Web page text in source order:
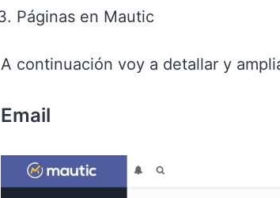
Páginas en Mautic
A continuación voy a detallar y
Email